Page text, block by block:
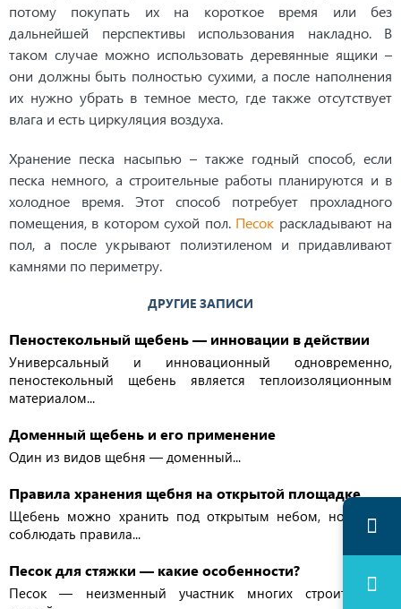
потому покупать их на короткое время или без
дальнейшей перспективы использования накладно. В
таком случае можно использовать деревянные ящики –
они должны быть полностью сухими, а после наполнения
их нужно убрать в темное место, где также отсутствует
влага и есть циркуляция воздуха.
Хранение песка насыпью – также годный способ, если
песка немного, а строительные работы планируются и в
холодное время. Этот способ потребует прохладного
помещения, в котором сухой пол. Песок раскладывают на
пол, а после укрывают полиэтиленом и придавливают
камнями по периметру.
ДРУГИЕ ЗАПИСИ
Пеностекольный щебень — инновации в действии
Универсальный и инновационный одновременно,
пеностекольный щебень является теплоизоляционным
материалом...
Доменный щебень и его применение
Один из видов щебня — доменный...
Правила хранения щебня на открытой площадке
Щебень можно хранить под открытым небом, но важно
соблюдать правила...
Песок для стяжки — какие особенности?
Песок — неизменный участник многих строительных